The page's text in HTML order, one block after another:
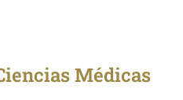
Médicas